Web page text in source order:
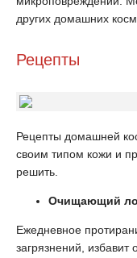
других домашних
Рецепты
Рецепты домашней
своим типом кожи и
решить.
Очищающий
Ежедневное
загрязнений, избавит